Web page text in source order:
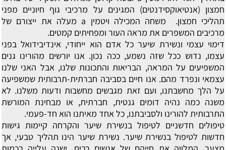
חמצון (אנטיאוקסידנטים) המגינים על מרכיבי גוף חיוניים מפני
תהליכי חמצון. משחה המכילה ויטמין a מעלה את ייצורם של
מרכיבים המשפרים את מראה העור ומפחיתים קמטים.
דימוי עצמי ונשירת שיערכל אדם הוא ייחודי, אינדיבידואל בפני
עצמו, נדוש ככל שזה נשמע, ככה נכון. אנו יורשים מהורינו גנים
המשפיעים על המראה, הבריאות והתכונות שלנו, אבל האני שלנו
עצמאי ונפרד מהם. אנו חיים בסביבה חברתית-תרבותית שמשפיעה
על הלך מחשבתנו, ועם זאת מגבשים מחשבות ודעות משלנו. לא
משנה כמה נהיה דומים גנטית, חברתית, או מבחינת המורשת
התרבותית להורינו ולסביבתנו, כל אחד מאיתנו הוא חד-פעמי.
טיפולים חדשניים לטיפול בנשירת שיער והקרחה קיימות גישות
חדשות לטיפול בנשירת שיער. נשירת שיער הינו תהליך טבעי, אך